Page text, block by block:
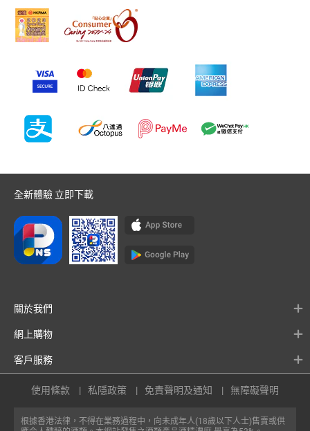
全新體驗 立即下載
關於我們
網上購物
客戶服務
根據香港法律，不得在業務過程中，向未成年人(18歲以下人士)售賣或供
使用條款 私隱政策 免責聲明及通知 無障礙聲明